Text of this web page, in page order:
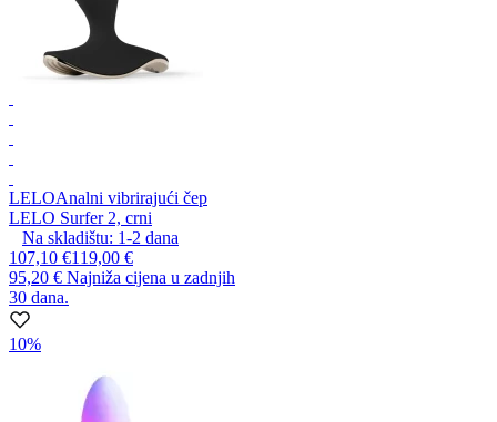
LELOAnalni vibrirajući čep
LELO Surfer 2, crni
Na skladištu: 1-2 dana
107,10 €119,00 €
95,20 € Najniža cijena u zadnjih
30 dana.
10%